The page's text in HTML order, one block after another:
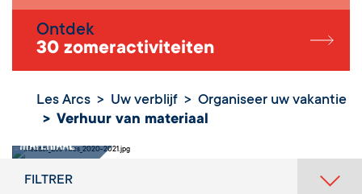
Ontdek
30 zomeractiviteiten
Les Arcs Uw verblijf
Organiseer uw vakantie
Verhuur van materiaal
materiaal
FILTRER